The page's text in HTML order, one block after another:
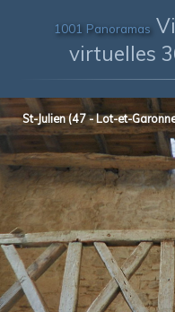
1001 Panoramas
virtuelles
St-Julien (47 - Lot-et-